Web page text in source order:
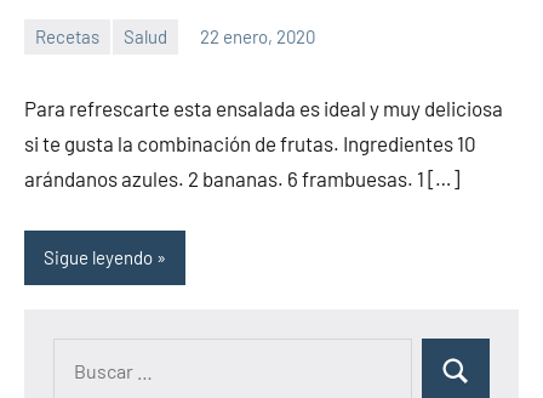
Recetas Salud 22 enero, 2020
la
salud
comentarios
Para refrescarte esta ensalada es ideal y muy deliciosa
si te gusta la combinación de frutas. Ingredientes 10
arándanos azules. 2 bananas. 6 frambuesas. 1 […]
Sigue leyendo